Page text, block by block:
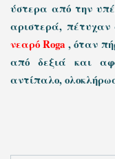
ύστερα από την
αριστερά, πέτυχαν
νεαρό Roga , όταν
από δεξιά και
αντίπαλο,